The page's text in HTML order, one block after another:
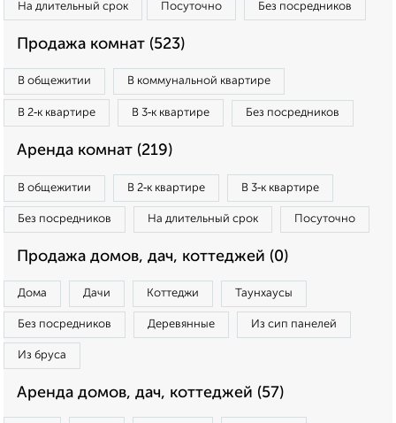
На длительный срок Посуточно Без посредников
Продажа комнат (523)
В общежитии В коммунальной квартире
В 2‑к квартире В 3‑к квартире Без посредников
Аренда комнат (219)
В общежитии В 2‑к квартире В 3‑к квартире
Без посредников На длительный срок Посуточно
Продажа домов, дач, коттеджей (0)
Дома Дачи Коттеджи Таунхаусы
Без посредников Деревянные Из сип панелей
Из бруса
Аренда домов, дач, коттеджей (57)